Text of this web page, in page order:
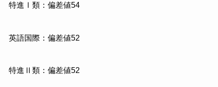
特進Ⅰ類：偏差値54
英語国際：偏差値52
特進Ⅱ類：偏差値52